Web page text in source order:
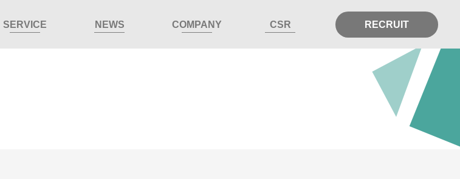
SERVICE NEWS COMPANY CSR RECRUIT